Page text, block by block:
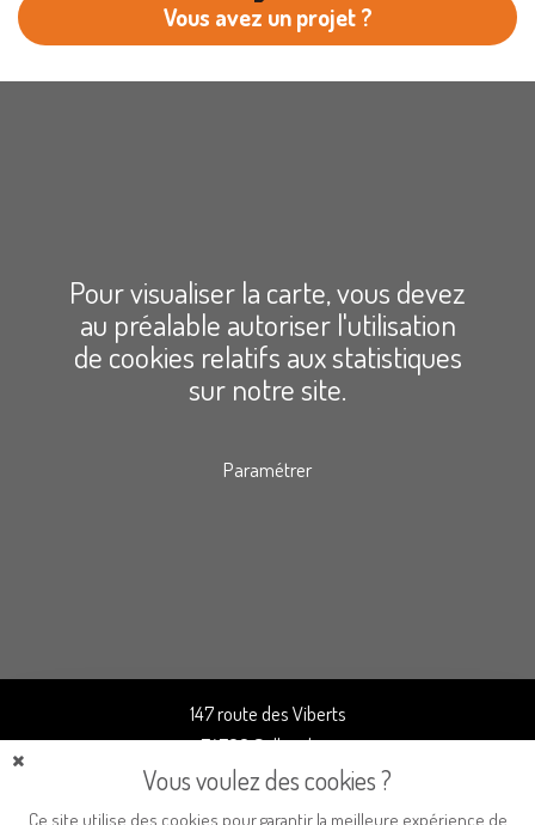
Vous avez un projet ?
Pour visualiser la carte, vous devez
au préalable autoriser l'utilisation
de cookies relatifs aux statistiques
sur notre site.
Paramétrer
147 route des Viberts
74700 Sallanches
T. +33 (0)6 87 86 33 12
bannière
Vous voulez des cookies ?
Ce site utilise des cookies pour garantir la meilleure expérience de